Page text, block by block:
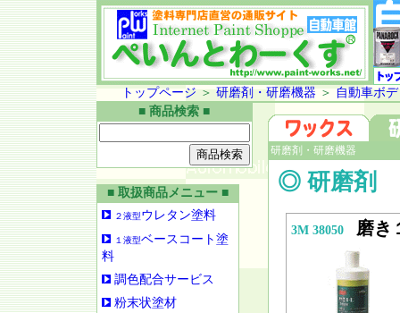
トップページ ＞ 研磨剤・研磨機器 ＞ 自動車ボ
■ 商品検索 ■
■ 取扱商品メニュー ■
２液型ウレタン塗料
１液型ベースコート塗
料
調色配合サービス
粉末状塗材
研磨剤・研磨機器
◎ 研磨剤
3M 38050 磨き